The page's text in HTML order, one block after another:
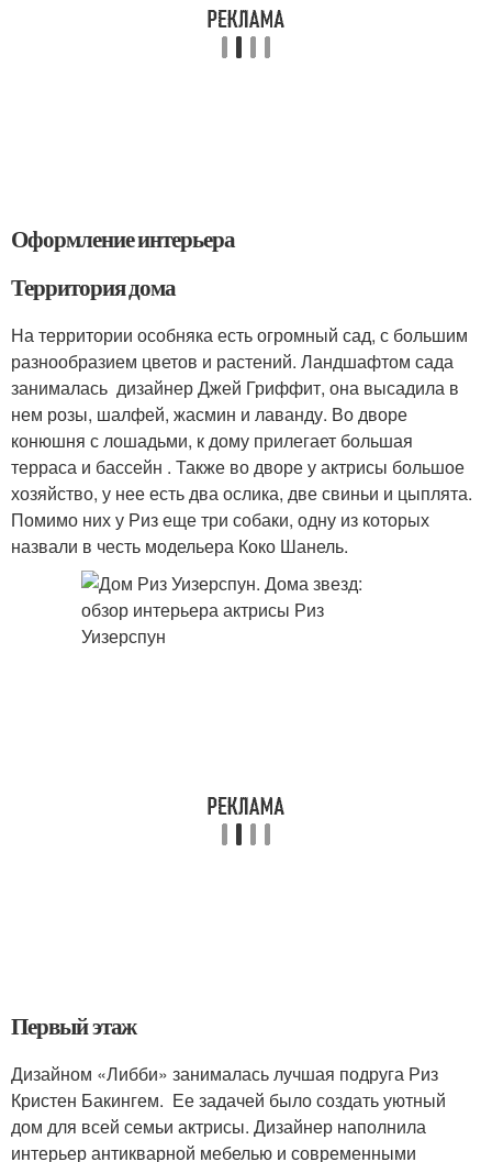
Оформление интерьера
Территория дома
На территории особняка есть огромный сад, с большим
разнообразием цветов и растений. Ландшафтом сада
занималась дизайнер Джей Гриффит, она высадила в
нем розы, шалфей, жасмин и лаванду. Во дворе
конюшня с лошадьми, к дому прилегает большая
терраса и бассейн . Также во дворе у актрисы большое
хозяйство, у нее есть два ослика, две свиньи и цыплята.
Помимо них у Риз еще три собаки, одну из которых
назвали в честь модельера Коко Шанель.
Первый этаж
Дизайном «Либби» занималась лучшая подруга Риз
Кристен Бакингем. Ее задачей было создать уютный
дом для всей семьи актрисы. Дизайнер наполнила
интерьер антикварной мебелью и современными